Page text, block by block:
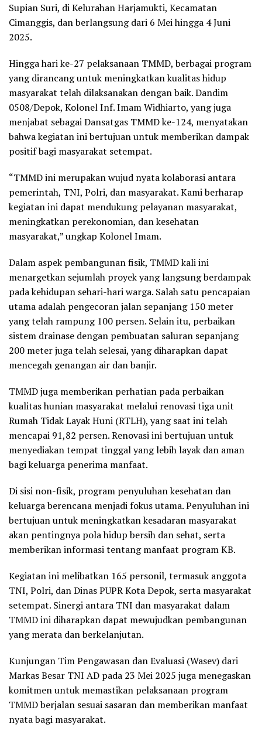
Supian Suri, di Kelurahan Harjamukti, Kecamatan
Cimanggis, dan berlangsung dari 6 Mei hingga 4 Juni
2025.
Hingga hari ke-27 pelaksanaan TMMD, berbagai program
yang dirancang untuk meningkatkan kualitas hidup
masyarakat telah dilaksanakan dengan baik. Dandim
0508/Depok, Kolonel Inf. Imam Widhiarto, yang juga
menjabat sebagai Dansatgas TMMD ke-124, menyatakan
bahwa kegiatan ini bertujuan untuk memberikan dampak
positif bagi masyarakat setempat.
“TMMD ini merupakan wujud nyata kolaborasi antara
pemerintah, TNI, Polri, dan masyarakat. Kami berharap
kegiatan ini dapat mendukung pelayanan masyarakat,
meningkatkan perekonomian, dan kesehatan
masyarakat,” ungkap Kolonel Imam.
Dalam aspek pembangunan fisik, TMMD kali ini
menargetkan sejumlah proyek yang langsung berdampak
pada kehidupan sehari-hari warga. Salah satu pencapaian
utama adalah pengecoran jalan sepanjang 150 meter
yang telah rampung 100 persen. Selain itu, perbaikan
sistem drainase dengan pembuatan saluran sepanjang
200 meter juga telah selesai, yang diharapkan dapat
mencegah genangan air dan banjir.
TMMD juga memberikan perhatian pada perbaikan
kualitas hunian masyarakat melalui renovasi tiga unit
Rumah Tidak Layak Huni (RTLH), yang saat ini telah
mencapai 91,82 persen. Renovasi ini bertujuan untuk
menyediakan tempat tinggal yang lebih layak dan aman
bagi keluarga penerima manfaat.
Di sisi non-fisik, program penyuluhan kesehatan dan
keluarga berencana menjadi fokus utama. Penyuluhan ini
bertujuan untuk meningkatkan kesadaran masyarakat
akan pentingnya pola hidup bersih dan sehat, serta
memberikan informasi tentang manfaat program KB.
Kegiatan ini melibatkan 165 personil, termasuk anggota
TNI, Polri, dan Dinas PUPR Kota Depok, serta masyarakat
setempat. Sinergi antara TNI dan masyarakat dalam
TMMD ini diharapkan dapat mewujudkan pembangunan
yang merata dan berkelanjutan.
Kunjungan Tim Pengawasan dan Evaluasi (Wasev) dari
Markas Besar TNI AD pada 23 Mei 2025 juga menegaskan
komitmen untuk memastikan pelaksanaan program
TMMD berjalan sesuai sasaran dan memberikan manfaat
nyata bagi masyarakat.